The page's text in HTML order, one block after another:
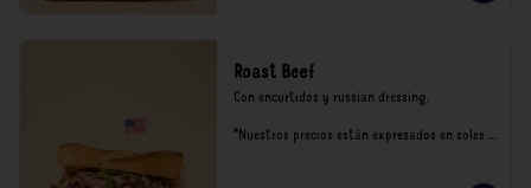
Roast Beef
Con encurtidos y russian dressing.
*Nuestros precios están expresados en soles e